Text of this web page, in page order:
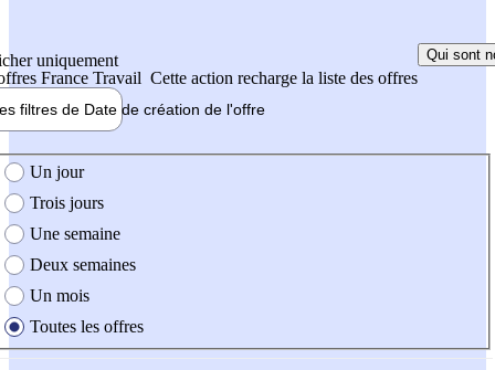
uniquement
France Travail Cette action recharge la liste des offres
Qui sont
filtres de Date de création de l'offre
création de l'offre
Un jour
Trois jours
Une semaine
Deux semaines
Un mois
Toutes les offres